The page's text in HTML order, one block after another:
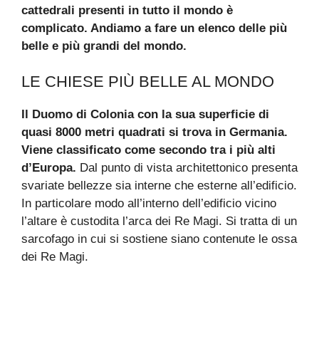
cattedrali presenti in tutto il mondo è
complicato. Andiamo a fare un elenco delle più
belle e più grandi del mondo.
LE CHIESE PIÙ BELLE AL MONDO
Il Duomo di Colonia con la sua superficie di
quasi 8000 metri quadrati si trova in Germania.
Viene classificato come secondo tra i più alti
d’Europa. Dal punto di vista architettonico presenta
svariate bellezze sia interne che esterne all’edificio.
In particolare modo all’interno dell’edificio vicino
l’altare è custodita l’arca dei Re Magi. Si tratta di un
sarcofago in cui si sostiene siano contenute le ossa
dei Re Magi.